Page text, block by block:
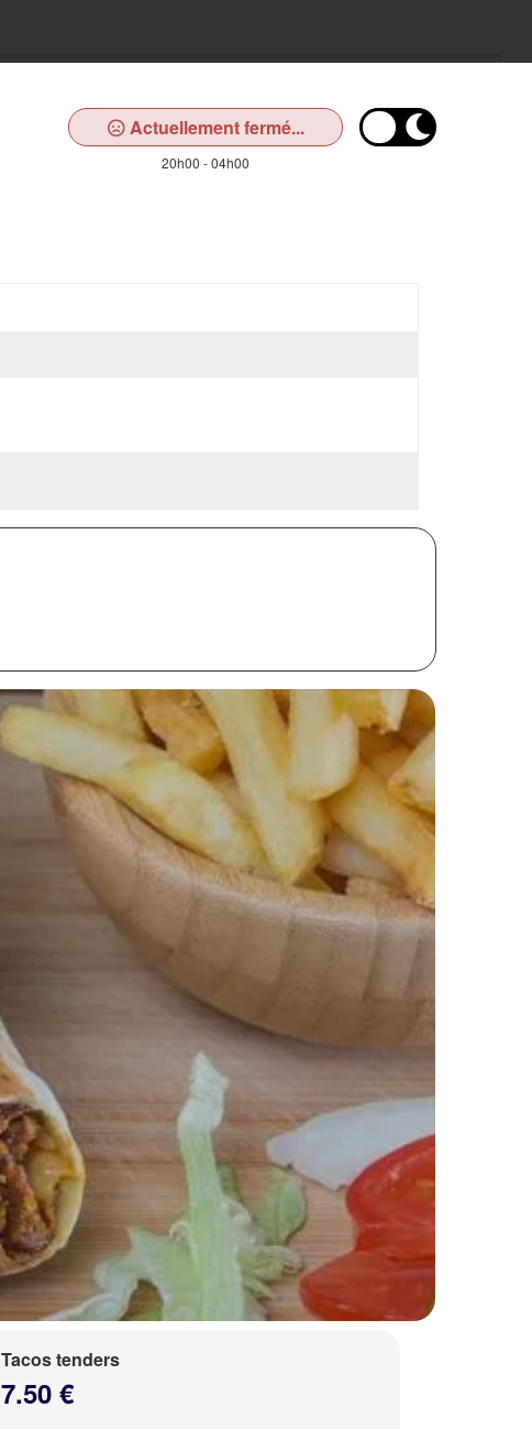
Actuellement fermé...
20h00 - 04h00
Tacos tenders
7.50 €